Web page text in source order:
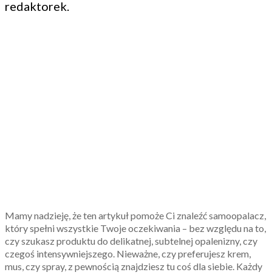
redaktorek.
Mamy nadzieję, że ten artykuł pomoże Ci znaleźć samoopalacz,
który spełni wszystkie Twoje oczekiwania – bez względu na to,
czy szukasz produktu do delikatnej, subtelnej opalenizny, czy
czegoś intensywniejszego. Nieważne, czy preferujesz krem,
mus, czy spray, z pewnością znajdziesz tu coś dla siebie. Każdy